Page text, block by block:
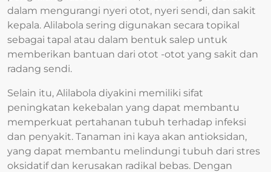
dalam mengurangi nyeri otot, nyeri sendi, dan sakit
kepala. Alilabola sering digunakan secara topikal
sebagai tapal atau dalam bentuk salep untuk
memberikan bantuan dari otot -otot yang sakit dan
radang sendi.
Selain itu, Alilabola diyakini memiliki sifat
peningkatan kekebalan yang dapat membantu
memperkuat pertahanan tubuh terhadap infeksi
dan penyakit. Tanaman ini kaya akan antioksidan,
yang dapat membantu melindungi tubuh dari stres
oksidatif dan kerusakan radikal bebas. Dengan